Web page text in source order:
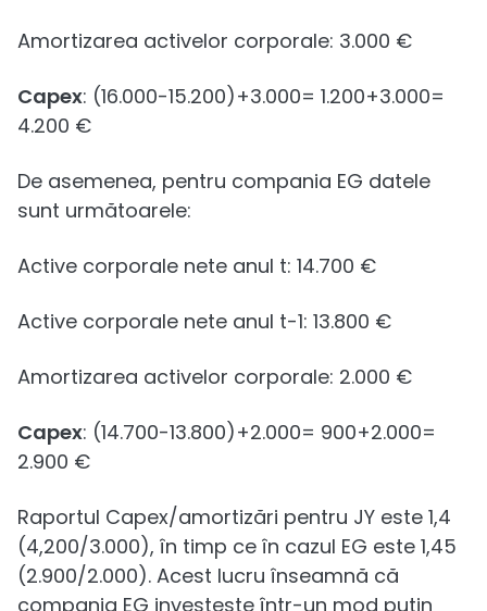
Amortizarea activelor corporale: 3.000 €
Capex: (16.000-15.200)+3.000= 1.200+3.000=
4.200 €
De asemenea, pentru compania EG datele
sunt următoarele:
Active corporale nete anul t: 14.700 €
Active corporale nete anul t-1: 13.800 €
Amortizarea activelor corporale: 2.000 €
Capex: (14.700-13.800)+2.000= 900+2.000=
2.900 €
Raportul Capex/amortizări pentru JY este 1,4
(4,200/3.000), în timp ce în cazul EG este 1,45
(2.900/2.000). Acest lucru înseamnă că
compania EG investește într-un mod puțin